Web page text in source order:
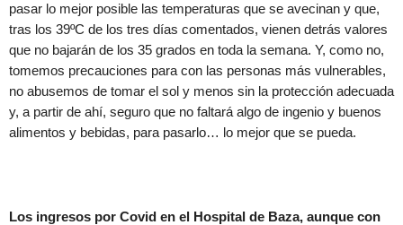
pasar lo mejor posible las temperaturas que se avecinan y que,
tras los 39ºC de los tres días comentados, vienen detrás valores
que no bajarán de los 35 grados en toda la semana. Y, como no,
tomemos precauciones para con las personas más vulnerables,
no abusemos de tomar el sol y menos sin la protección adecuada
y, a partir de ahí, seguro que no faltará algo de ingenio y buenos
alimentos y bebidas, para pasarlo… lo mejor que se pueda.
Los ingresos por Covid en el Hospital de Baza, aunque con